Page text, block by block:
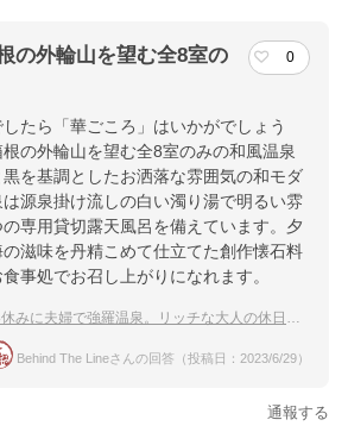
の外輪山を望む全8室の
0
たら「華ごころ」はいかがでしょう
の外輪山を望む全8室のみの和風温泉
を基調としたお洒落な雰囲気の和モダ
源泉掛け流しの白い濁り湯で明るい雰
専用貸切露天風呂を備えています。夕
滋味を丹精こめて仕立てた創作懐石料
事処でお召し上がりになれます。
みに夫婦で強羅温泉。リッチな大人の休日を過ごしたい！
Behind The Lineさんの回答（投稿日：2023/6/29）
通報する